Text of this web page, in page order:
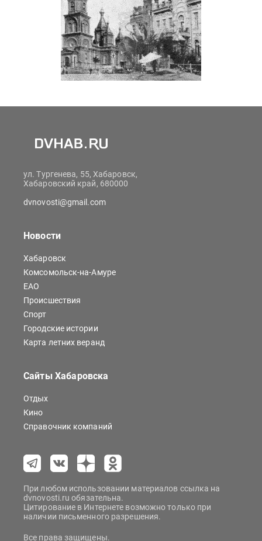
ул. Тургенева, 55, Хабаровск,
Хабаровский край, 680000
dvnovosti@gmail.com
Новости
Хабаровск
Комсомольск-на-Амуре
ЕАО
Происшествия
Спорт
Городские истории
Карта летних веранд
Сайты Хабаровска
Отдых
Кино
Справочник компаний
При любом использовании материалов ссылка на
dvnovosti.ru обязательна.
Цитирование в Интернете возможно только при
наличии письменного разрешения.
Все права защищены.